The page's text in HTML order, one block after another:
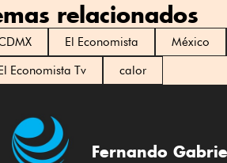
relacionados
El Economista México
Economista Tv
calor
Fernando